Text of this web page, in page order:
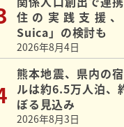
住の実践支援
Suica」の検討も
2026年8月4日
熊本地震、県内の
ルは約6.5万人泊、
ぼる見込み
2026年8月3日